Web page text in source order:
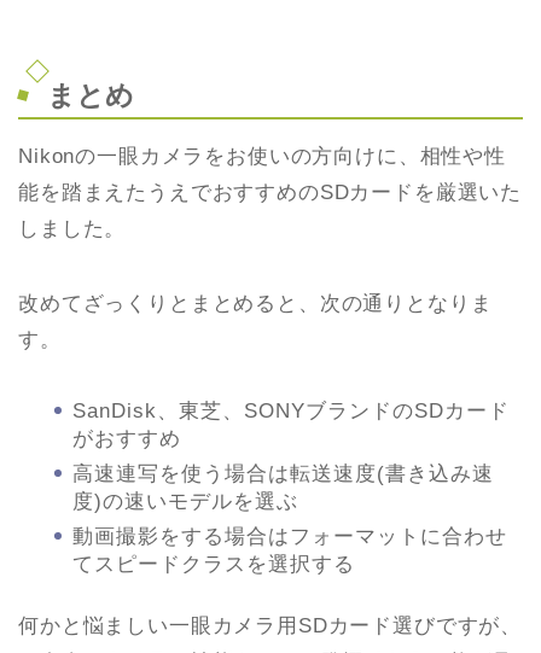
まとめ
Nikonの一眼カメラをお使いの方向けに、相性や性
能を踏まえたうえでおすすめのSDカードを厳選いた
しました。
改めてざっくりとまとめると、次の通りとなりま
す。
SanDisk、東芝、SONYブランドのSDカード
がおすすめ
高速連写を使う場合は転送速度(書き込み速
度)の速いモデルを選ぶ
動画撮影をする場合はフォーマットに合わせ
てスピードクラスを選択する
何かと悩ましい一眼カメラ用SDカード選びですが、